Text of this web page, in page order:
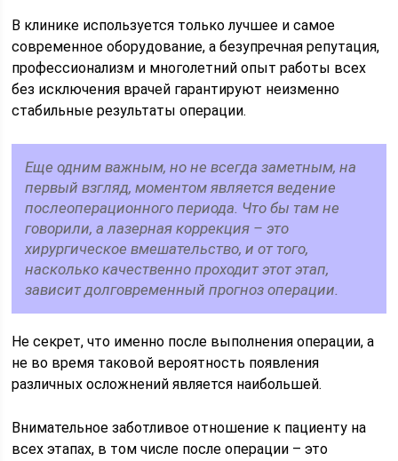
В клинике используется только лучшее и самое
современное оборудование, а безупречная репутация,
профессионализм и многолетний опыт работы всех
без исключения врачей гарантируют неизменно
стабильные результаты операции.
Еще одним важным, но не всегда заметным, на
первый взгляд, моментом является ведение
послеоперационного периода. Что бы там не
говорили, а лазерная коррекция – это
хирургическое вмешательство, и от того,
насколько качественно проходит этот этап,
зависит долговременный прогноз операции.
Не секрет, что именно после выполнения операции, а
не во время таковой вероятность появления
различных осложнений является наибольшей.
Внимательное заботливое отношение к пациенту на
всех этапах, в том числе после операции – это